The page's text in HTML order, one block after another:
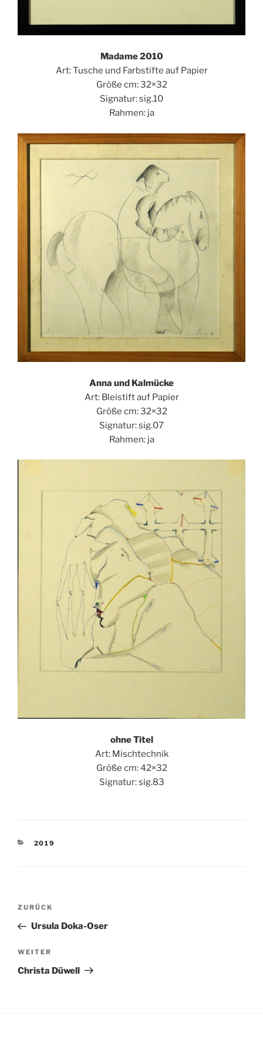
Madame 2010
Art: Tusche und Farbstifte auf Papier
Größe cm: 32×32
Signatur: sig.10
Rahmen: ja
Anna und Kalmücke
Art: Bleistift auf Papier
Größe cm: 32×32
Signatur: sig.07
Rahmen: ja
ohne Titel
Art: Mischtechnik
Größe cm: 42×32
Signatur: sig.83
KATEGORIEN
2019
Beitragsnavigation
Vorheriger
Beitrag
ZURÜCK
Ursula Doka-Oser
Nächster
Beitrag
WEITER
Christa Düwell